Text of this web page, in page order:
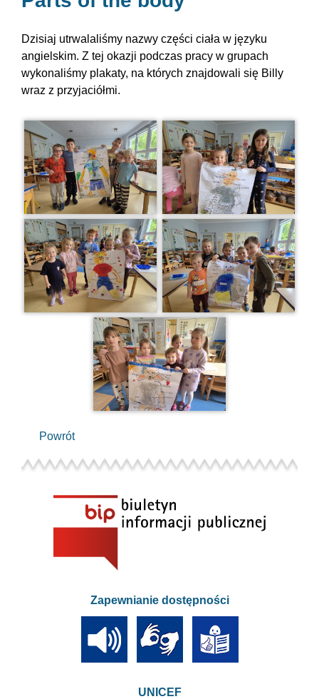
Dzisiaj utrwalaliśmy nazwy części ciała w języku
angielskim. Z tej okazji podczas pracy w grupach
wykonaliśmy plakaty, na których znajdowali się Billy
wraz z przyjaciółmi.
Powrót
Zapewnianie dostępności
UNICEF